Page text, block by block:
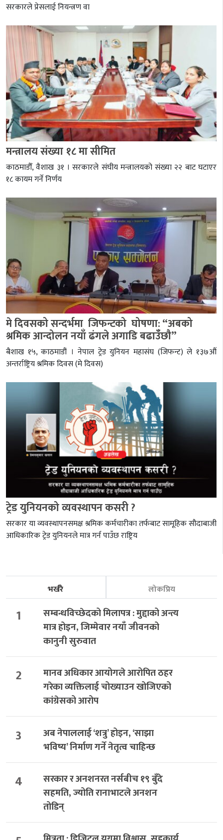
सरकारले प्रेसलाई नियन्त्रण वा
मन्त्रालय संख्या १८ मा सीमित
काठमाडौँ, वैशाख ३१ । सरकारले संघीय मन्त्रालयको संख्या २२ बाट घटाएर
१८ कायम गर्ने निर्णय
मे दिवसको सन्दर्भमा जिफन्टको घोषणा: “अबको
श्रमिक आन्दोलन नयाँ ढंगले अगाडि बढाउँँछाै”
बैशाख १५, काठमाडौं । नेपाल ट्रेड युनियन महासंघ (जिफन्ट) ले १३७औं
अन्तर्राष्ट्रिय श्रमिक दिवस (मे दिवस)
ट्रेड युनियनको व्यवस्थापन कसरी ?
सरकार या व्यवस्थापनसमक्ष श्रमिक कर्मचारीका तर्फबाट सामूहिक सौदाबाजी
आधिकारिक ट्रेड युनियनले मात्र गर्न पाउँछ राष्ट्रिय
भर्खरै लोकप्रिय
1
सम्बन्धविच्छेदको मिलापत्र : मुद्दाको अन्त्य
मात्र होइन, जिम्मेवार नयाँ जीवनको
कानुनी सुरुवात
2
मानव अधिकार आयोगले आरोपित ठहर
गरेका व्यक्तिलाई चोख्याउन खोजिएको
कांग्रेसको आरोप
3
अब नेपाललाई ‘शत्रु’ होइन, ‘साझा
भविष्य’ निर्माण गर्ने नेतृत्व चाहिन्छ
4
सरकार र अनशनरत नर्सबीच १९ बुँदे
सहमति, ज्योति रानाभाटले अनशन
तोडिन्